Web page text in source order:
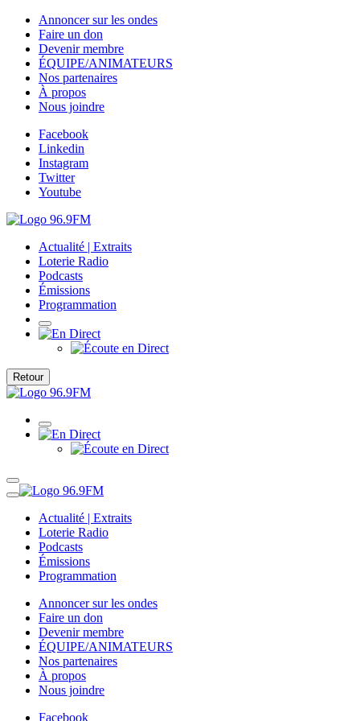
Annoncer sur les ondes
Faire un don
Devenir membre
ÉQUIPE/ANIMATEURS
Nos partenaires
À propos
Nous joindre
Facebook
Linkedin
Instagram
Twitter
Youtube
Actualité | Extraits
Loterie Radio
Podcasts
Émissions
Programmation
Retour
Actualité | Extraits
Loterie Radio
Podcasts
Émissions
Programmation
Annoncer sur les ondes
Faire un don
Devenir membre
ÉQUIPE/ANIMATEURS
Nos partenaires
À propos
Nous joindre
Facebook